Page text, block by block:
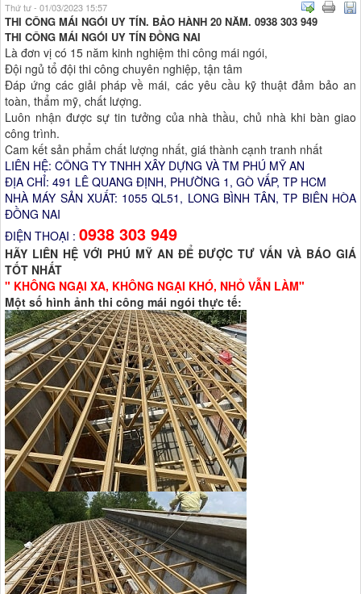
Thứ tư - 01/03/2023 15:57
THI CÔNG MÁI NGÓI UY TÍN. BẢO HÀNH 20 NĂM. 0938 303 949
THI CÔNG MÁI NGÓI UY TÍN ĐỒNG NAI
Là đơn vị có 15 năm kinh nghiệm thi công mái ngói,
Đội ngủ tổ đội thi công chuyên nghiệp, tận tâm
Đáp ứng các giải pháp về mái, các yêu cầu kỹ thuật đảm bảo an
toàn, thẩm mỹ, chất lượng.
Luôn nhận được sự tin tưởng của nhà thầu, chủ nhà khi bàn giao
công trình.
Cam kết sản phẩm chất lượng nhất, giá thành cạnh tranh nhất
LIÊN HỆ: CÔNG TY TNHH XÂY DỰNG VÀ TM PHÚ MỸ AN
ĐỊA CHỈ: 491 LÊ QUANG ĐỊNH, PHƯỜNG 1, GÒ VẤP, TP HCM
NHÀ MÁY SẢN XUẤT: 1055 QL51, LONG BÌNH TÂN, TP BIÊN HÒA
ĐỒNG NAI
ĐIỆN THOẠI : 0938 303 949
HÃY LIÊN HỆ VỚI PHÚ MỸ AN ĐỂ ĐƯỢC TƯ VẤN VÀ BÁO GIÁ
TỐT NHẤT
" KHÔNG NGẠI XA, KHÔNG NGẠI KHÓ, NHỎ VẪN LÀM"
​Một số hình ảnh thi công mái ngói thực tế: